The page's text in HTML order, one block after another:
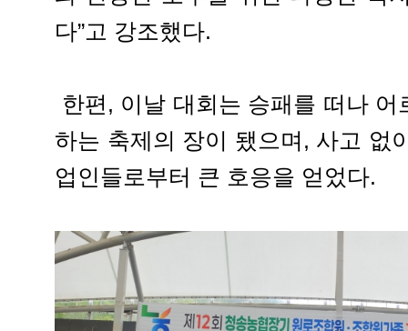
다”고 강조했다.
한편, 이날 대회는 승패를 떠나
하는 축제의 장이 됐으며, 사고 없
업인들로부터 큰 호응을 얻었다.